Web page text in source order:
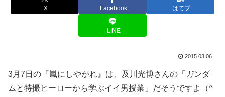
X Facebook はてブ
LINE
2015.03.06
3月7日の『嵐にしやがれ』は、及川光博さんの「ガンダ
ムと特撮ヒーローから学ぶイイ男授業」だそうですよ（^